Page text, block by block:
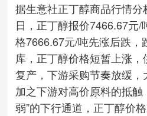
据生意社正丁醇商品行情
日，正丁醇报价7466.67元
格7666.67元/吨先涨后跌，
库，正丁醇价格短暂上涨
复产，下游采购节奏放缓，
加之下游对高价原料的抵触
弱”的下行通道，正丁醇价格